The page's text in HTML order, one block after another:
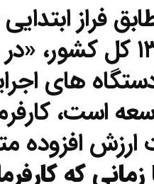
بودجه سال ۱۳۹۹ کل
است،
افزوده
زمانی که